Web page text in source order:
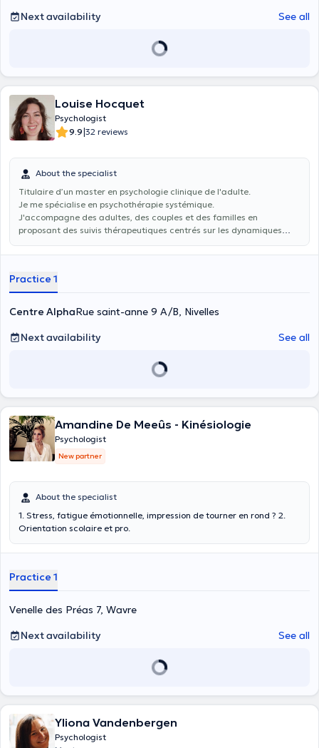
Next availability See all
Louise Hocquet
Psychologist
9.9|32 reviews
About the specialist
Titulaire d’un master en psychologie clinique de l'adulte.
Je me spécialise en psychothérapie systémique.
J'accompagne des adultes, des couples et des familles en
proposant des suivis thérapeutiques centrés sur les dynamiques
Practice 1
Centre AlphaRue saint-anne 9 A/B, Nivelles
Next availability
See all
Amandine De Meeûs - Kinésiologie
Psychologist
New partner
About the specialist
1. Stress, fatigue émotionnelle, impression de tourner en rond ? 2.
Orientation scolaire et pro.
Practice 1
Venelle des Préas 7, Wavre
Next availability
See all
Yliona Vandenbergen
Psychologist